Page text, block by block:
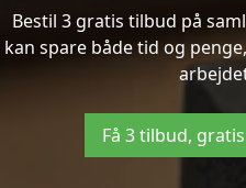
Bestil 3 gratis tilbud på
kan spare både tid og
Få 3 tilbud,